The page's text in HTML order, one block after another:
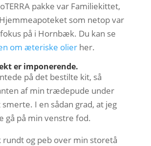
pakke var Familiekittet,
som netop var
på i Hornbæk. Du kan se
om æteriske olierher.
er imponerende.
på det bestilte kit, så
af min trædepude under
I en sådan grad, at jeg
gå på min venstre fod.
rundt og peb over min storetå